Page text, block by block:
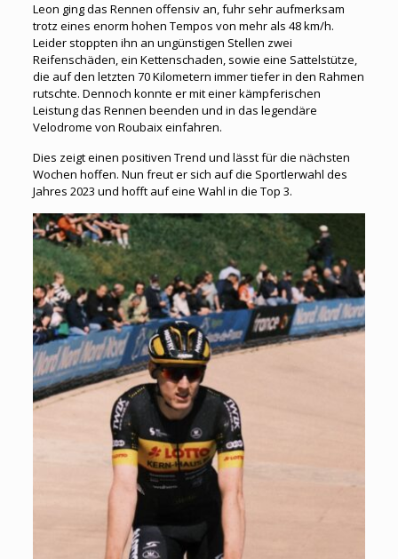
Leon ging das Rennen offensiv an, fuhr sehr aufmerksam
trotz eines enorm hohen Tempos von mehr als 48 km/h.
Leider stoppten ihn an ungünstigen Stellen zwei
Reifenschäden, ein Kettenschaden, sowie eine Sattelstütze,
die auf den letzten 70 Kilometern immer tiefer in den Rahmen
rutschte. Dennoch konnte er mit einer kämpferischen
Leistung das Rennen beenden und in das legendäre
Velodrome von Roubaix einfahren.
Dies zeigt einen positiven Trend und lässt für die nächsten
Wochen hoffen. Nun freut er sich auf die Sportlerwahl des
Jahres 2023 und hofft auf eine Wahl in die Top 3.